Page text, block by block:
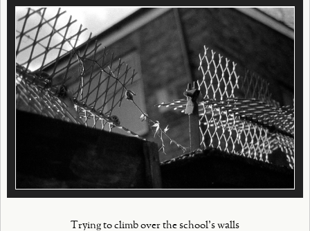
Trying to climb over the school's walls